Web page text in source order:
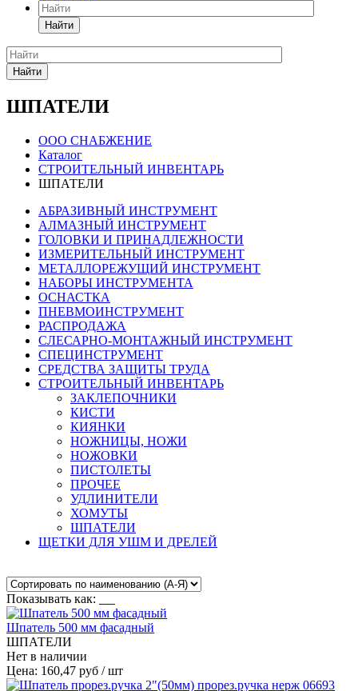
Найти
Найти
ШПАТЕЛИ
ООО СНАБЖЕНИЕ
Каталог
СТРОИТЕЛЬНЫЙ ИНВЕНТАРЬ
ШПАТЕЛИ
АБРАЗИВНЫЙ ИНСТРУМЕНТ
АЛМАЗНЫЙ ИНСТРУМЕНТ
ГОЛОВКИ И ПРИНАДЛЕЖНОСТИ
ИЗМЕРИТЕЛЬНЫЙ ИНСТРУМЕНТ
МЕТАЛЛОРЕЖУЩИЙ ИНСТРУМЕНТ
НАБОРЫ ИНСТРУМЕНТА
ОСНАСТКА
ПНЕВМОИНСТРУМЕНТ
РАСПРОДАЖА
СЛЕСАРНО-МОНТАЖНЫЙ ИНСТРУМЕНТ
СПЕЦИНСТРУМЕНТ
СРЕДСТВА ЗАЩИТЫ ТРУДА
СТРОИТЕЛЬНЫЙ ИНВЕНТАРЬ
ЗАКЛЕПОЧНИКИ
КИСТИ
КИЯНКИ
НОЖНИЦЫ, НОЖИ
НОЖОВКИ
ПИСТОЛЕТЫ
ПРОЧЕЕ
УДЛИНИТЕЛИ
ХОМУТЫ
ШПАТЕЛИ
ЩЕТКИ ДЛЯ УШМ И ДРЕЛЕЙ
Показывать как:
Шпатель 500 мм фасадный
ШПАТЕЛИ
Нет в наличии
Цена: 160,47 руб / шт